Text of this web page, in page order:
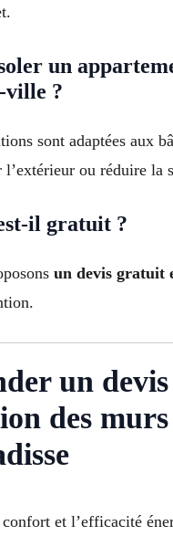
un
ville ?
sont adaptées aux
l’extérieur ou réduire la
il gratuit ?
un devis gratuit
un
des
et l’efficacité